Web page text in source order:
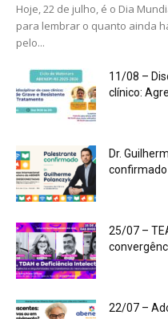
Hoje, 22 de julho, é o Dia
para lembrar o quanto ainda
pelo...
11/08 –
clínico:
Dr.
confirmado
25/07 –
22/07 –